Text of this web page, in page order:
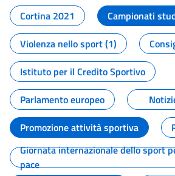
Cortina 2021
Campionati
Violenza nello sport (1)
Istituto per il Credito Sportivo
Parlamento europeo
Promozione attività sportiva
Giornata internazionale dello sport
pace